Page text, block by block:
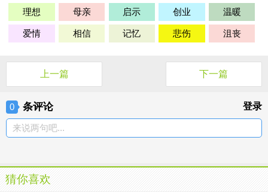
理想 母亲 启示 创业 温暖
爱情 相信 记忆 悲伤 沮丧
上一篇 下一篇
0 条评论 登录
来说两句吧...
猜你喜欢